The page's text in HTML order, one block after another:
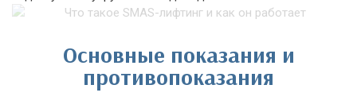
Основные показания и
противопоказания